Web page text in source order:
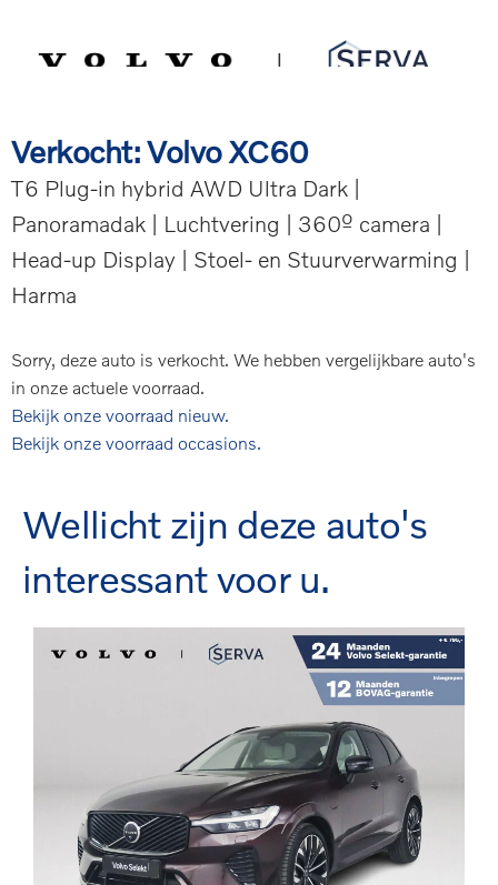
Verkocht: Volvo XC60
T6 Plug-in hybrid AWD Ultra Dark |
Panoramadak | Luchtvering | 360º camera |
Head-up Display | Stoel- en Stuurverwarming |
Harma
Sorry, deze auto is verkocht. We hebben vergelijkbare auto's
in onze actuele voorraad.
Bekijk onze voorraad nieuw.
Bekijk onze voorraad occasions.
Wellicht zijn deze auto's
interessant voor u.